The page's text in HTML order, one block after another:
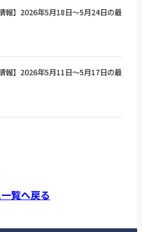
報】2026年5月18日〜5月24日の最
報】2026年5月11日〜5月17日の最
覧へ戻る